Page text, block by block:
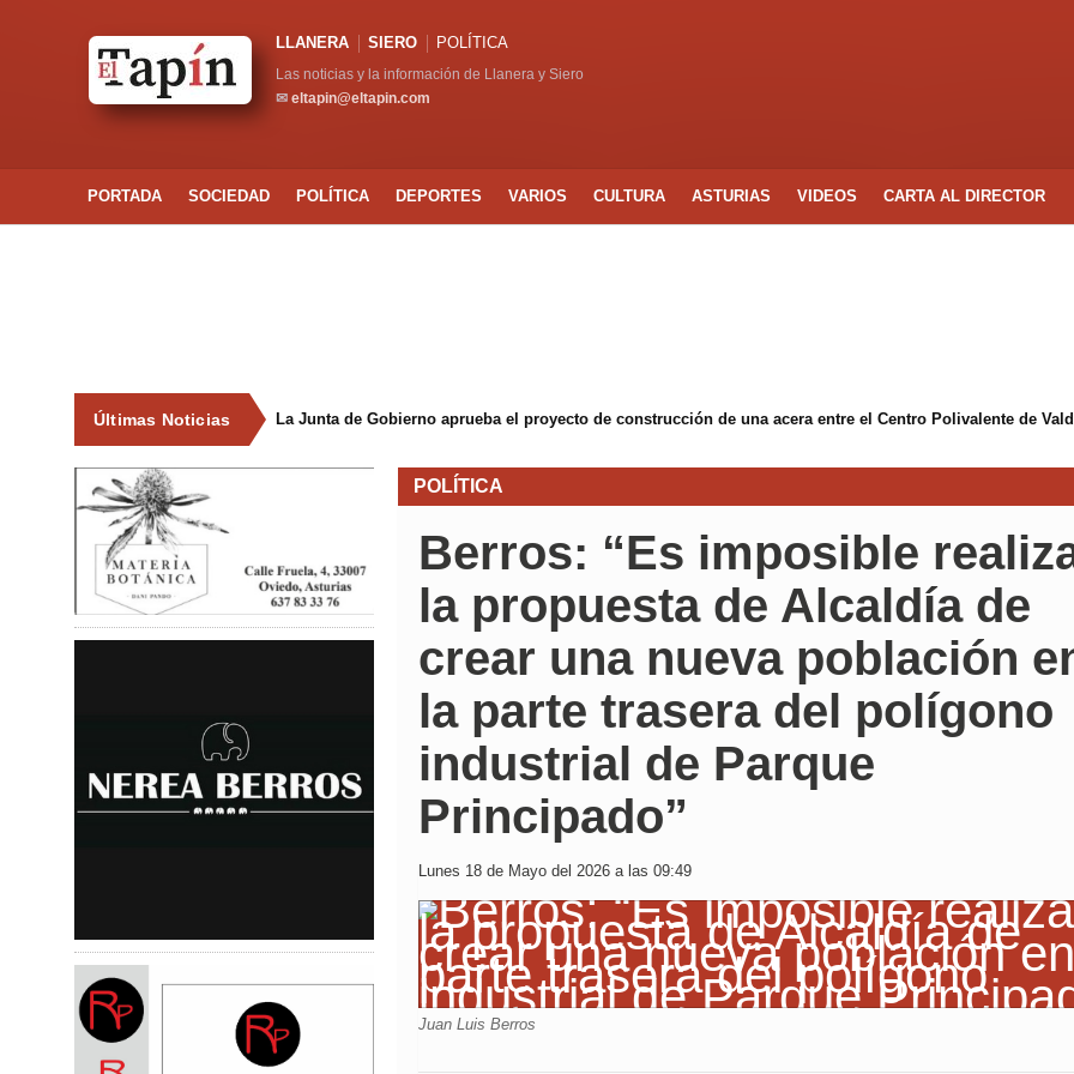
LLANERA SIERO POLÍTICA
Las noticias y la información de Llanera y Siero
✉ eltapin@eltapin.com
PORTADA SOCIEDAD POLÍTICA DEPORTES VARIOS CULTURA ASTURIAS VIDEOS CARTA AL DIRECTOR
Últimas Noticias
POLÍTICA
Berros: “Es imposible
la propuesta de Alcaldía de
crear una nueva población
la parte trasera del polígono
industrial de Parque
Principado”
Lunes 18 de Mayo del 2026 a las 09:49
Juan Luis Berros